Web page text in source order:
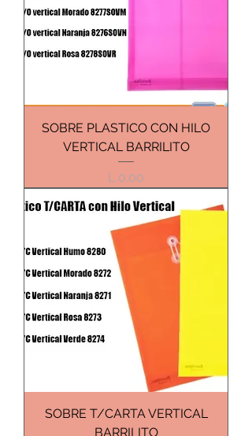
SOBRE PLASTICO CON HILO
VERTICAL BARRILITO
Precio
L 0.00
SOBRE T/CARTA VERTICAL
BARRILITO